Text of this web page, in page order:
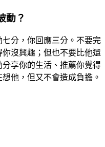
動？
分，你回應三分。不要完
沒興趣；但也不要比他還
享你的生活、推薦你覺得
他，但又不會造成負擔。